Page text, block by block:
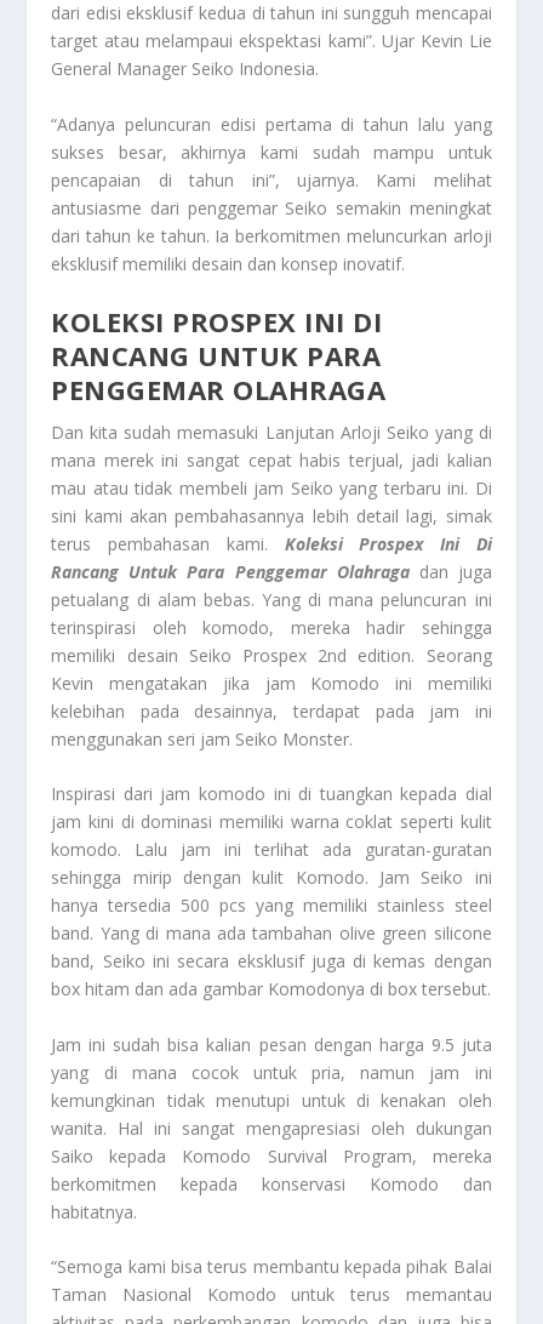
dari edisi eksklusif kedua di tahun ini sungguh mencapai
target atau melampaui ekspektasi kami”. Ujar Kevin Lie
General Manager Seiko Indonesia.
“Adanya peluncuran edisi pertama di tahun lalu yang
sukses besar, akhirnya kami sudah mampu untuk
pencapaian di tahun ini”, ujarnya. Kami melihat
antusiasme dari penggemar Seiko semakin meningkat
dari tahun ke tahun. Ia berkomitmen meluncurkan arloji
eksklusif memiliki desain dan konsep inovatif.
KOLEKSI PROSPEX INI DI
RANCANG UNTUK PARA
PENGGEMAR OLAHRAGA
Dan kita sudah memasuki Lanjutan Arloji Seiko yang di
mana merek ini sangat cepat habis terjual, jadi kalian
mau atau tidak membeli jam Seiko yang terbaru ini. Di
sini kami akan pembahasannya lebih detail lagi, simak
terus pembahasan kami. Koleksi Prospex Ini Di
Rancang Untuk Para Penggemar Olahragadan juga
petualang di alam bebas. Yang di mana peluncuran ini
terinspirasi oleh komodo, mereka hadir sehingga
memiliki desain Seiko Prospex 2nd edition. Seorang
Kevin mengatakan jika jam Komodo ini memiliki
kelebihan pada desainnya, terdapat pada jam ini
menggunakan seri jam Seiko Monster.
Inspirasi dari jam komodo ini di tuangkan kepada dial
jam kini di dominasi memiliki warna coklat seperti kulit
komodo. Lalu jam ini terlihat ada guratan-guratan
sehingga mirip dengan kulit Komodo. Jam Seiko ini
hanya tersedia 500 pcs yang memiliki stainless steel
band. Yang di mana ada tambahan olive green silicone
band, Seiko ini secara eksklusif juga di kemas dengan
box hitam dan ada gambar Komodonya di box tersebut.
Jam ini sudah bisa kalian pesan dengan harga 9.5 juta
yang di mana cocok untuk pria, namun jam ini
kemungkinan tidak menutupi untuk di kenakan oleh
wanita. Hal ini sangat mengapresiasi oleh dukungan
Saiko kepada Komodo Survival Program, mereka
berkomitmen kepada konservasi Komodo dan
habitatnya.
“Semoga kami bisa terus membantu kepada pihak Balai
Taman Nasional Komodo untuk terus memantau